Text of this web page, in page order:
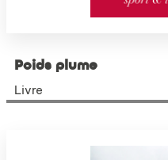
Poids plume
Livre